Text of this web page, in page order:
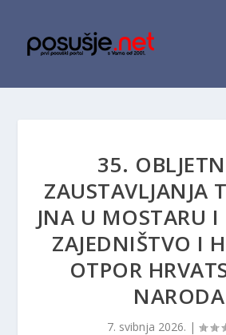
35.
ZAUSTAVLJANJA
JNA U MOSTARU
ZAJEDNIŠTVO I
OTPOR
NARODA
7. svibnja 2026. |